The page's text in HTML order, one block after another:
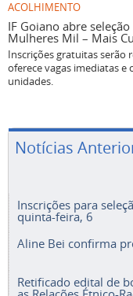
ACOLHIMENTO
IF Goiano abre
Mulheres Mil – Mais
Inscrições gratuitas serão
oferece vagas imediatas e
unidades.
Notícias
Inscrições para
quinta-feira, 6
Aline Bei confirma
Retificado edital de